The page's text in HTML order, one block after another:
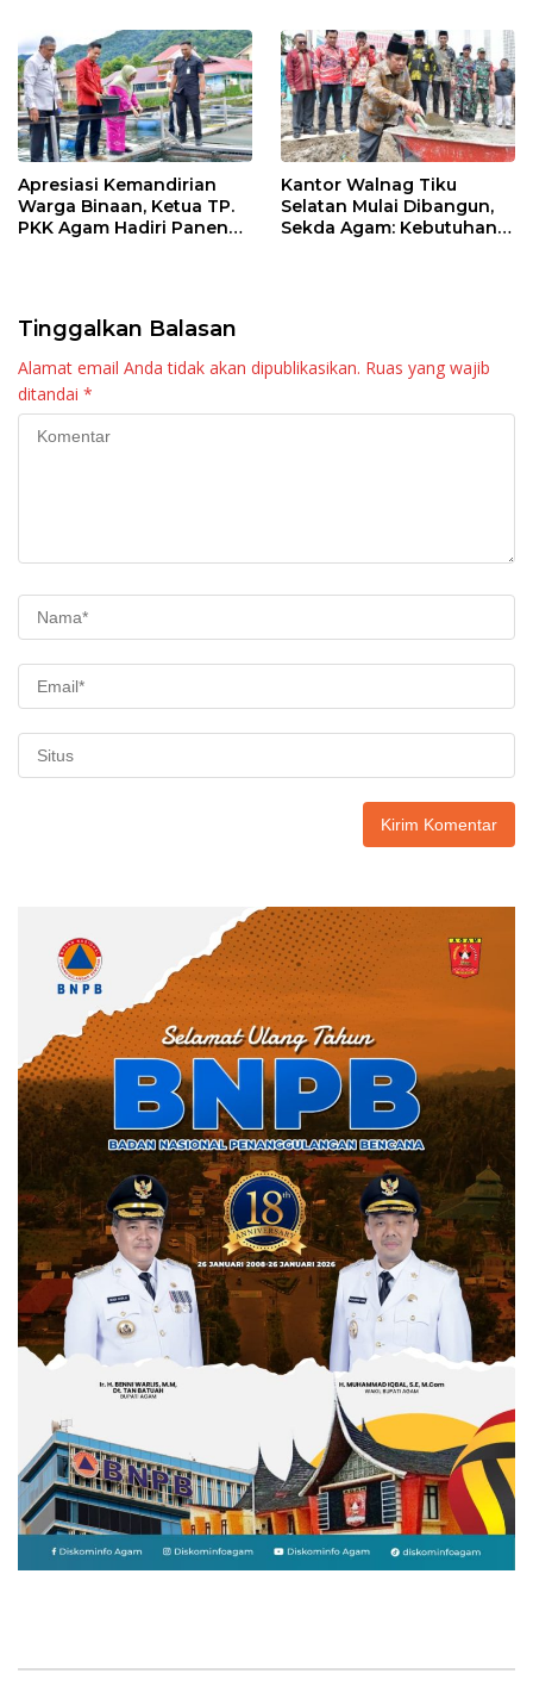
Apresiasi Kemandirian
Warga Binaan, Ketua TP.
PKK Agam Hadiri Panen
Kantor Walnag Tiku
Selatan Mulai Dibangun,
Sekda Agam: Kebutuhan
Tinggalkan Balasan
Alamat email Anda tidak akan dipublikasikan. Ruas yang wajib
ditandai *